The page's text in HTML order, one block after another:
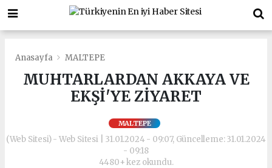
Anasayfa MALTEPE
MUHTARLARDAN AKKAYA VE
EKŞİ'YE ZİYARET
MALTEPE
(Web Sitesi) - Web Sitesi | 31.01.2024 - 09:07, Güncelleme: 31.01.2024
- 09:18
4480+ kez okundu.